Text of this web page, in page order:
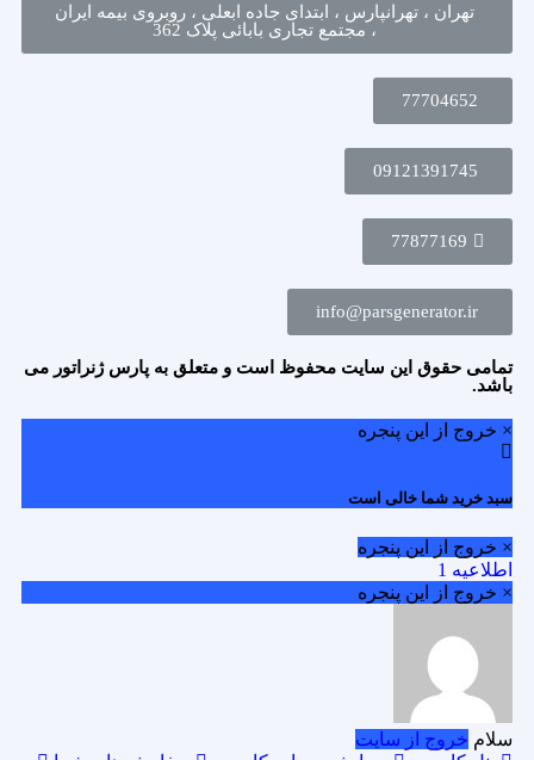
تهران ، تهرانپارس ، ابتدای جاده ابعلی ، روبروی بیمه ایران
، مجتمع تجاری بابائی پلاک 362
77704652
09121391745
77877169
info@parsgenerator.ir
تمامی حقوق این سایت محفوظ است و متعلق به پارس ژنراتور می
باشد.
× خروج از این پنجره
سبد خرید شما خالی است
× خروج از این پنجره
اطلاعیه 1
× خروج از این پنجره
سلام خروج از سایت